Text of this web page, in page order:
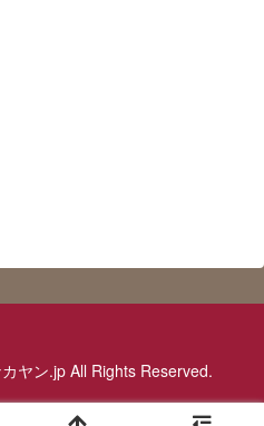
ヤン.jp All Rights Reserved.